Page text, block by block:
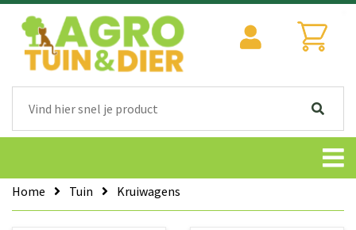
Home Tuin Kruiwagens